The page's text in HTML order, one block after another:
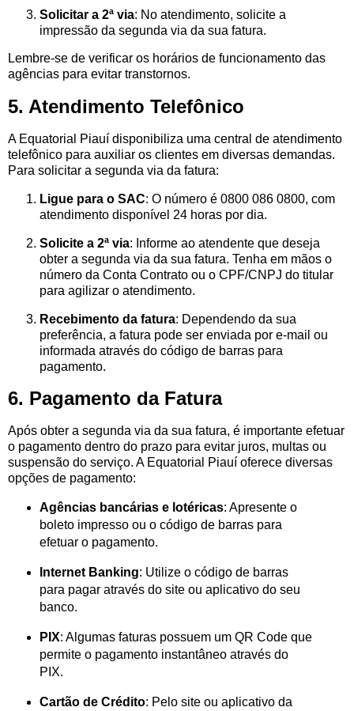
Solicitar a 2ª via: No atendimento, solicite a
impressão da segunda via da sua fatura.
Lembre-se de verificar os horários de funcionamento das
agências para evitar transtornos.
5. Atendimento Telefônico
A Equatorial Piauí disponibiliza uma central de atendimento
telefônico para auxiliar os clientes em diversas demandas.
Para solicitar a segunda via da fatura:
Ligue para o SAC: O número é 0800 086 0800, com
atendimento disponível 24 horas por dia.
Solicite a 2ª via: Informe ao atendente que deseja
obter a segunda via da sua fatura. Tenha em mãos o
número da Conta Contrato ou o CPF/CNPJ do titular
para agilizar o atendimento.
Recebimento da fatura: Dependendo da sua
preferência, a fatura pode ser enviada por e-mail ou
informada através do código de barras para
pagamento.
6. Pagamento da Fatura
Após obter a segunda via da sua fatura, é importante efetuar
o pagamento dentro do prazo para evitar juros, multas ou
suspensão do serviço. A Equatorial Piauí oferece diversas
opções de pagamento:
Agências bancárias e lotéricas: Apresente o
boleto impresso ou o código de barras para
efetuar o pagamento.
Internet Banking: Utilize o código de barras
para pagar através do site ou aplicativo do seu
banco.
PIX: Algumas faturas possuem um QR Code que
permite o pagamento instantâneo através do
PIX.
Cartão de Crédito: Pelo site ou aplicativo da